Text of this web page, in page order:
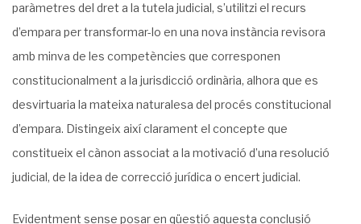
paràmetres del dret a la tutela judicial, s’utilitzi el recurs
d’empara per transformar-lo en una nova instància revisora
amb minva de les competències que corresponen
constitucionalment a la jurisdicció ordinària, alhora que es
desvirtuaria la mateixa naturalesa del procés constitucional
d’empara. Distingeix així clarament el concepte que
constitueix el cànon associat a la motivació d’una resolució
judicial, de la idea de correcció jurídica o encert judicial.
Evidentment sense posar en qüestió aquesta conclusió